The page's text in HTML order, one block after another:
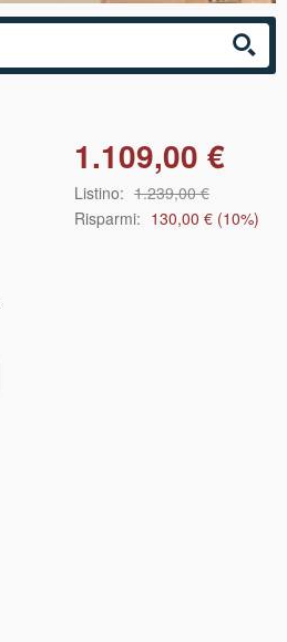
1.109,00 €
Listino: 1.239,00 €
Risparmi: 130,00 € (10%)